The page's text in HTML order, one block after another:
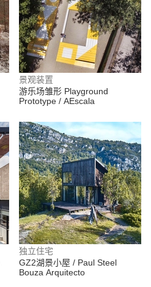
景观装置
游乐场雏形 Playground
Prototype / AEscala
独立住宅
GZ2湖景小屋 / Paul Steel
Bouza Arquitecto